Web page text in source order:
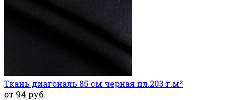
Ткань диагональ 85 см черная пл.203 г.м²
от 94 руб.